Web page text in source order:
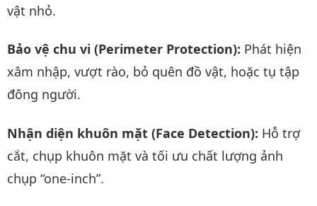
vật nhỏ.
Bảo vệ chu vi (Perimeter Protection): Phát hiện
xâm nhập, vượt rào, bỏ quên đồ vật, hoặc tụ tập
đông người.
Nhận diện khuôn mặt (Face Detection): Hỗ trợ
cắt, chụp khuôn mặt và tối ưu chất lượng ảnh
chụp “one-inch”.